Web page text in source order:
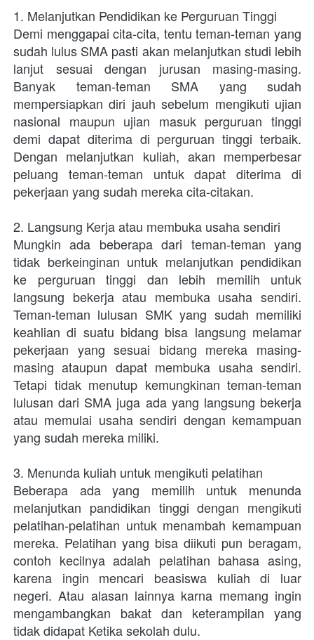
1. Melanjutkan Pendidikan ke Perguruan Tinggi
Demi menggapai cita-cita, tentu teman-teman yang
sudah lulus SMA pasti akan melanjutkan studi lebih
lanjut sesuai dengan jurusan masing-masing.
Banyak teman-teman SMA yang sudah
mempersiapkan diri jauh sebelum mengikuti ujian
nasional maupun ujian masuk perguruan tinggi
demi dapat diterima di perguruan tinggi terbaik.
Dengan melanjutkan kuliah, akan memperbesar
peluang teman-teman untuk dapat diterima di
pekerjaan yang sudah mereka cita-citakan.
2. Langsung Kerja atau membuka usaha sendiri
Mungkin ada beberapa dari teman-teman yang
tidak berkeinginan untuk melanjutkan pendidikan
ke perguruan tinggi dan lebih memilih untuk
langsung bekerja atau membuka usaha sendiri.
Teman-teman lulusan SMK yang sudah memiliki
keahlian di suatu bidang bisa langsung melamar
pekerjaan yang sesuai bidang mereka masing-
masing ataupun dapat membuka usaha sendiri.
Tetapi tidak menutup kemungkinan teman-teman
lulusan dari SMA juga ada yang langsung bekerja
atau memulai usaha sendiri dengan kemampuan
yang sudah mereka miliki.
3. Menunda kuliah untuk mengikuti pelatihan
Beberapa ada yang memilih untuk menunda
melanjutkan pandidikan tinggi dengan mengikuti
pelatihan-pelatihan untuk menambah kemampuan
mereka. Pelatihan yang bisa diikuti pun beragam,
contoh kecilnya adalah pelatihan bahasa asing,
karena ingin mencari beasiswa kuliah di luar
negeri. Atau alasan lainnya karna memang ingin
mengambangkan bakat dan keterampilan yang
tidak didapat Ketika sekolah dulu.